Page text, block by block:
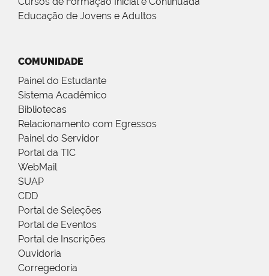
Educação de Jovens e Adultos
COMUNIDADE
Painel do Estudante
Sistema Acadêmico
Bibliotecas
Relacionamento com Egressos
Painel do Servidor
Portal da TIC
WebMail
SUAP
CDD
Portal de Seleções
Portal de Eventos
Portal de Inscrições
Ouvidoria
Corregedoria